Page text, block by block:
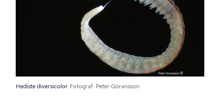
Hediste diversicolor Fotograf Peter Göransson